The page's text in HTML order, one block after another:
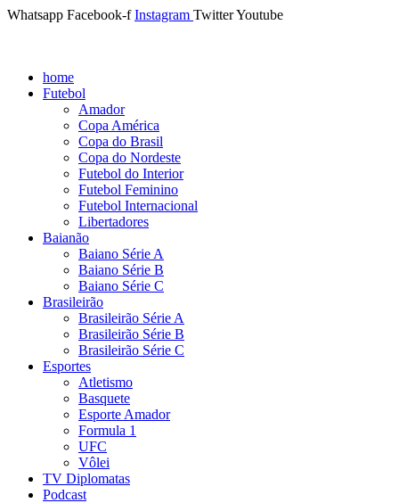
Whatsapp Facebook-f Instagram TwitterYoutube
home
Futebol
Amador
Copa América
Copa do Brasil
Copa do Nordeste
Futebol do Interior
Futebol Feminino
Futebol Internacional
Libertadores
Baianão
Baiano Série A
Baiano Série B
Baiano Série C
Brasileirão
Brasileirão Série A
Brasileirão Série B
Brasileirão Série C
Esportes
Atletismo
Basquete
Esporte Amador
Formula 1
UFC
Vôlei
TV Diplomatas
Podcast